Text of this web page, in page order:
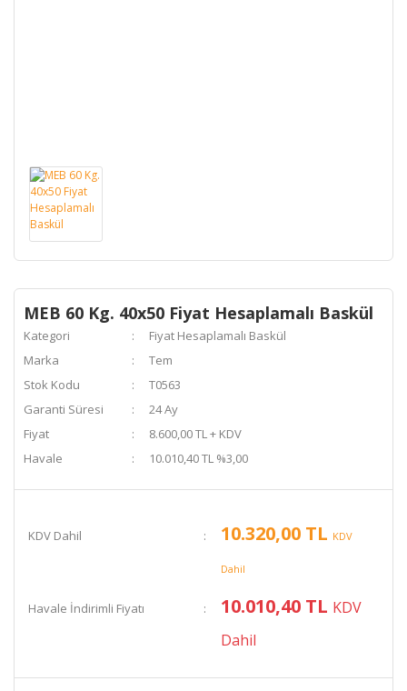
MEB 60 Kg. 40x50 Fiyat Hesaplamalı Baskül
Kategori
Fiyat Hesaplamalı Baskül
Marka
Tem
Stok Kodu
T0563
Garanti Süresi
24 Ay
Fiyat
8.600,00 TL + KDV
Havale
10.010,40 TL %3,00
KDV Dahil 10.320,00 TL KDV
Dahil
Havale İndirimli Fiyatı 10.010,40 TL KDV
Dahil